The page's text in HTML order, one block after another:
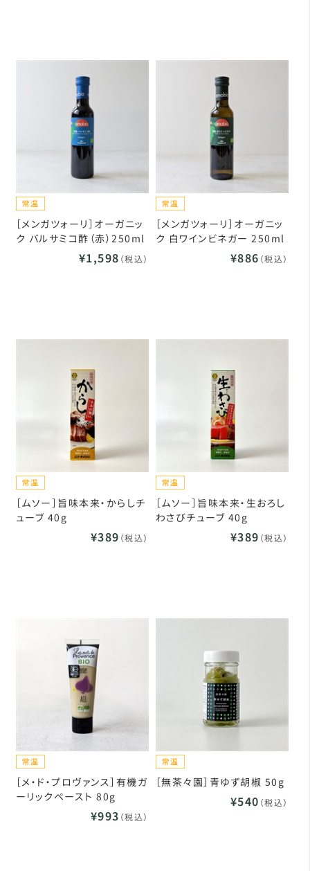
［メンガツォーリ］オーガニッ
ク バルサミコ酢（赤）250ml
¥1,598 （税込）
［メンガツォーリ］オーガニッ
ク 白ワインビネガー 250ml
¥886 （税込）
［ムソー］旨味本来・からしチ
ューブ 40g
¥389 （税込）
［ムソー］旨味本来・生おろし
わさびチューブ 40g
¥389 （税込）
［メ・ド・プロヴァンス］有機ガ
ーリックペースト 80g
¥993 （税込）
［無茶々園］青ゆず胡椒 50g
¥540 （税込）